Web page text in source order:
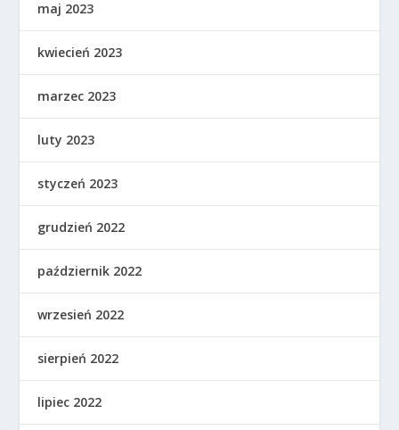
maj 2023
kwiecień 2023
marzec 2023
luty 2023
styczeń 2023
grudzień 2022
październik 2022
wrzesień 2022
sierpień 2022
lipiec 2022